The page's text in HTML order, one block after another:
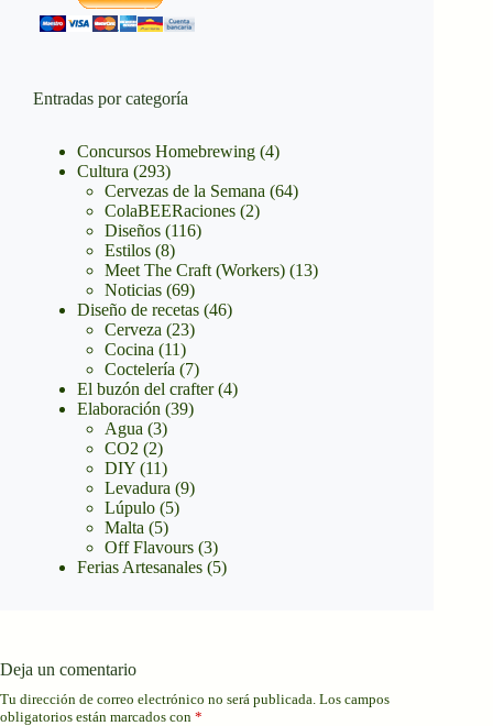
Entradas por categoría
Concursos Homebrewing (4)
Cultura (293)
Cervezas de la Semana (64)
ColaBEERaciones (2)
Diseños (116)
Estilos (8)
Meet The Craft (Workers) (13)
Noticias (69)
Diseño de recetas (46)
Cerveza (23)
Cocina (11)
Coctelería (7)
El buzón del crafter(4)
Elaboración (39)
Agua (3)
CO2 (2)
DIY (11)
Levadura (9)
Lúpulo (5)
Malta (5)
Off Flavours (3)
Ferias Artesanales (5)
Deja un comentario
Tu dirección de correo electrónico no será publicada. Los campos
obligatorios están marcados con *